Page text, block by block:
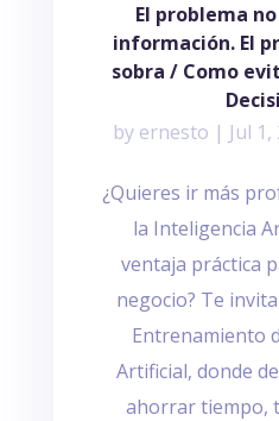
El problema
información. El
sobra / Como
by ernesto | Jul 1,
¿Quieres ir más
la Inteligencia
ventaja práctica
negocio? Te
Entrenamiento
Artificial, donde
ahorrar tiempo,